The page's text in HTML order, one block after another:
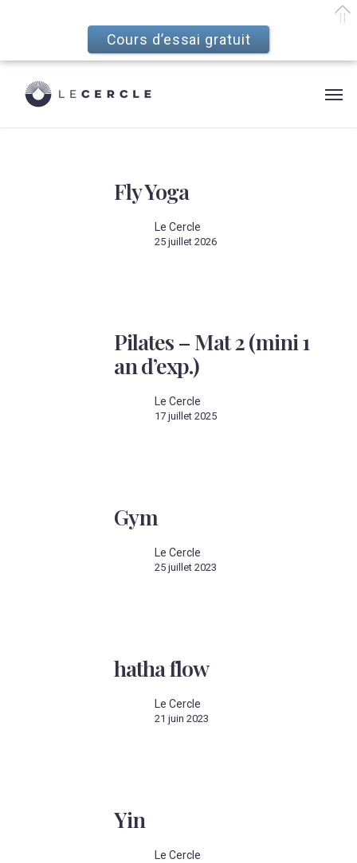
Skip
main
content
Fly Yoga
Le Cercle
25 juillet 2026
(mini
Pilates – Mat 2 (mini 1
an d’exp.)
Le Cercle
17 juillet 2025
Gym
Le Cercle
25 juillet 2023
flowhatha flow
Le Cercle
21 juin 2023
Yin
Le Cercle
Menu
Cours d’essai gratuit